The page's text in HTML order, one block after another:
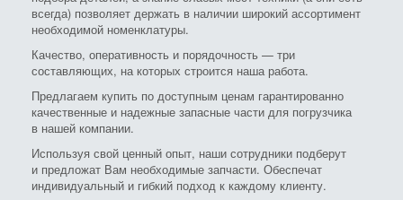
всегда) позволяет держать в наличии широкий ассортимент
необходимой номенклатуры.
Качество, оперативность и порядочность — три
составляющих, на которых строится наша работа.
Предлагаем купить по доступным ценам гарантированно
качественные и надежные запасные части для погрузчика
в нашей компании.
Используя свой ценный опыт, наши сотрудники подберут
и предложат Вам необходимые запчасти. Обеспечат
индивидуальный и гибкий подход к каждому клиенту.